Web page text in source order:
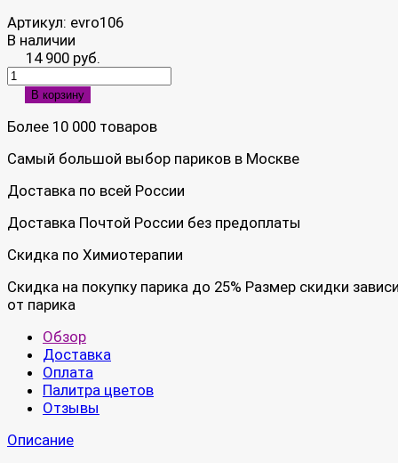
Артикул: evro106
В наличии
14 900 руб.
В корзину
Более 10 000 товаров
Самый большой выбор париков в Москве
Доставка по всей России
Доставка Почтой России без предоплаты
Скидка по Химиотерапии
Скидка на покупку парика до 25% Размер скидки
от парика
Обзор
Доставка
Оплата
Палитра цветов
Отзывы
Описание